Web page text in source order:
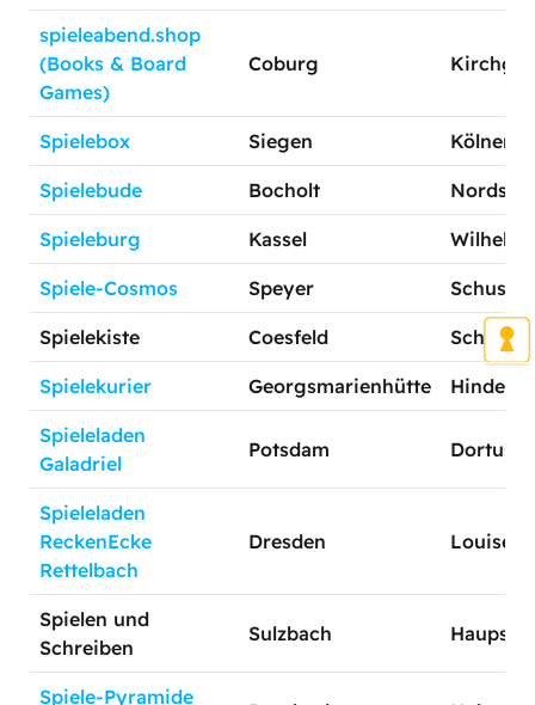
spieleabend.shop
(Books & Board
Games)
Coburg
Spielebox Siegen
Spielebude Bocholt
Spieleburg Kassel
Spiele-Cosmos Speyer
Spielekiste Coesfeld
Spielekurier Georgsmarienhütte
Spieleladen
Galadriel
Potsdam Dortustr.
Spieleladen
ReckenEcke
Rettelbach
Dresden
Spielen und
Schreiben
Sulzbach
Spiele-Pyramide